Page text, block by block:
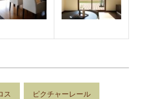
ス ピクチャーレール